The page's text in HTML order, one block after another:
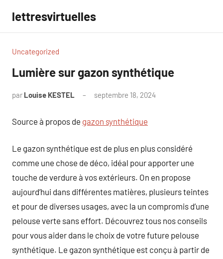
contenu
lettresvirtuelles
Uncategorized
Lumière sur gazon synthétique
par Louise KESTEL septembre 18, 2024
Source à propos de gazon synthétique
Le gazon synthétique est de plus en plus considéré
comme une chose de déco, idéal pour apporter une
touche de verdure à vos extérieurs. On en propose
aujourd’hui dans différentes matières, plusieurs teintes
et pour de diverses usages, avec la un compromis d’une
pelouse verte sans effort. Découvrez tous nos conseils
pour vous aider dans le choix de votre future pelouse
synthétique. Le gazon synthétique est conçu à partir de